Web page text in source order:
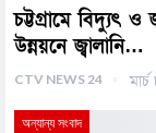
চট্টগ্রামে বিদ্যুৎ
উন্নয়নে জ্বালানি…
CTV NEWS 24
অন্যান্য সংবাদ